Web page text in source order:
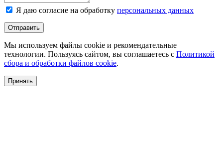
Я даю согласие на обработку персональных данных
Отправить
Мы используем файлы cookie и рекомендательные
технологии. Пользуясь сайтом, вы соглашаетесь с Политикой
сбора и обработки файлов cookie.
Принять